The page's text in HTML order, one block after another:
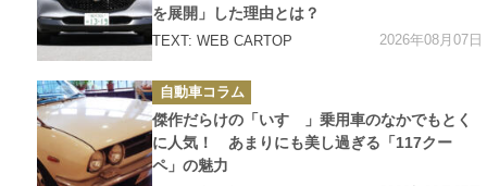
を展開」した理由とは？
TEXT: WEB CARTOP 2026年08月07日
カ
テ
ゴ
リ
ー
自動車コラム
傑作だらけの「いすゞ」乗用車のなかでもとく
に人気！ あまりにも美し過ぎる「117クー
ペ」の魅力